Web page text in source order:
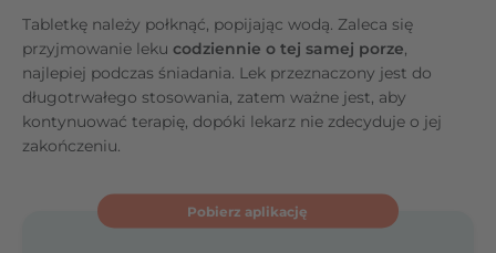
Tabletkę należy połknąć, popijając wodą. Zaleca się
przyjmowanie leku codziennie o tej samej porze,
najlepiej podczas śniadania. Lek przeznaczony jest do
długotrwałego stosowania, zatem ważne jest, aby
kontynuować terapię, dopóki lekarz nie zdecyduje o jej
zakończeniu.
Pobierz aplikację